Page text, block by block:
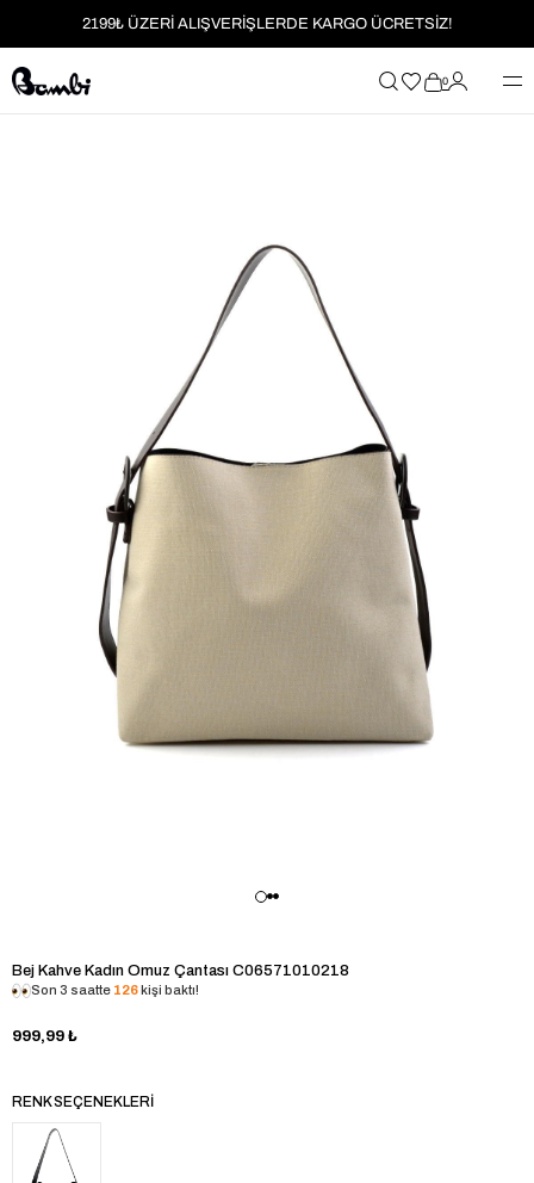
2199₺ ÜZERİ ALIŞVERİŞLERDE KARGO ÜCRETSİZ!
MOBİL UYGULAMAYA ÖZEL İLK ALIŞVERİŞİNİZE %5 İNDİRİM
0
Bej Kahve Kadın Omuz Çantası C06571010218
Son 3 saatte 126kişi baktı!
999,99 ₺
RENK SEÇENEKLERI